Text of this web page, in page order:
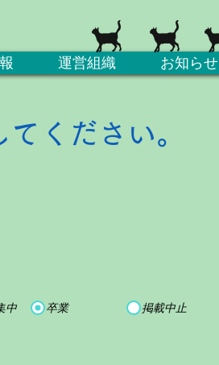
運営組織 お知らせ
ください。
中 卒業 掲載中止